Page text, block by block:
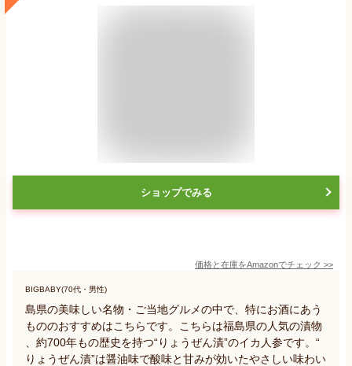
ショップでみる
価格と在庫をAmazonでチェック >>
BIGBABY(70代・男性)
島県の美味しい名物・ご当地グルメの中で、特にお酒にあう
もののおすすめはこちらです。こちらは福島県の人気の漬物
、約700年もの歴史を持つ“りょうぜん漬”のイカ人参です。“
りょうぜん漬”は醤油味で酸味と甘みが効いたやさしい味わい